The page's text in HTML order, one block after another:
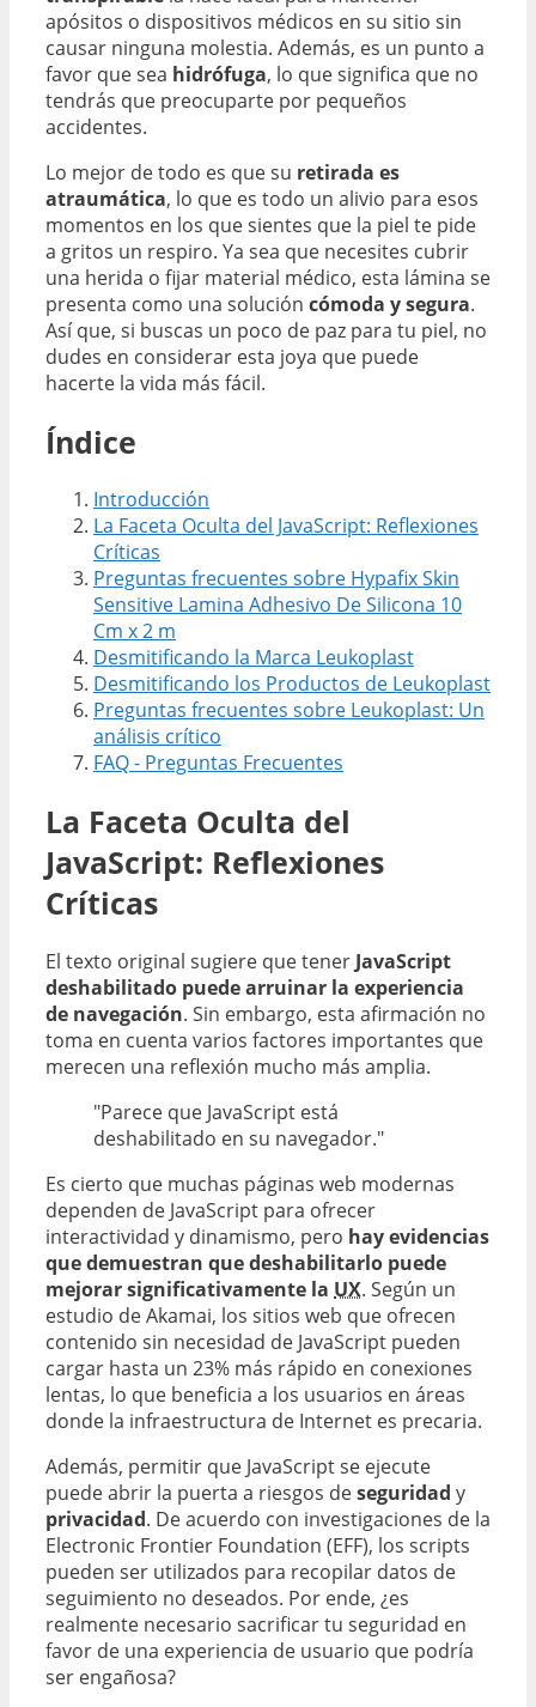
apósitos o dispositivos médicos en su sitio sin
causar ninguna molestia. Además, es un punto a
favor que sea hidrófuga, lo que significa que no
tendrás que preocuparte por pequeños
accidentes.
Lo mejor de todo es que su retirada es
atraumática, lo que es todo un alivio para esos
momentos en los que sientes que la piel te pide
a gritos un respiro. Ya sea que necesites cubrir
una herida o fijar material médico, esta lámina se
presenta como una solución cómoda y segura.
Así que, si buscas un poco de paz para tu piel, no
dudes en considerar esta joya que puede
hacerte la vida más fácil.
Índice
Introducción
La Faceta Oculta del JavaScript: Reflexiones
Críticas
Preguntas frecuentes sobre Hypafix Skin
Sensitive Lamina Adhesivo De Silicona 10
Cm x 2 m
Desmitificando la Marca Leukoplast
Desmitificando los Productos de Leukoplast
Preguntas frecuentes sobre Leukoplast: Un
análisis crítico
FAQ - Preguntas Frecuentes
La Faceta Oculta del
JavaScript: Reflexiones
Críticas
El texto original sugiere que tener JavaScript
deshabilitado puede arruinar la experiencia
de navegación. Sin embargo, esta afirmación no
toma en cuenta varios factores importantes que
merecen una reflexión mucho más amplia.
"Parece que JavaScript está
deshabilitado en su navegador."
Es cierto que muchas páginas web modernas
dependen de JavaScript para ofrecer
interactividad y dinamismo, pero hay evidencias
que demuestran que deshabilitarlo puede
mejorar significativamente la UX. Según un
estudio de Akamai, los sitios web que ofrecen
contenido sin necesidad de JavaScript pueden
cargar hasta un 23% más rápido en conexiones
lentas, lo que beneficia a los usuarios en áreas
donde la infraestructura de Internet es precaria.
Además, permitir que JavaScript se ejecute
puede abrir la puerta a riesgos deseguridad y
privacidad. De acuerdo con investigaciones de la
Electronic Frontier Foundation (EFF), los scripts
pueden ser utilizados para recopilar datos de
seguimiento no deseados. Por ende, ¿es
realmente necesario sacrificar tu seguridad en
favor de una experiencia de usuario que podría
ser engañosa?